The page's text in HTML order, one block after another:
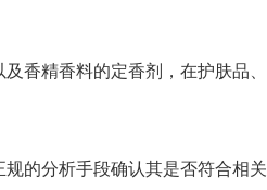
香精香料的定香剂，在护肤品
的分析手段确认其是否符合相